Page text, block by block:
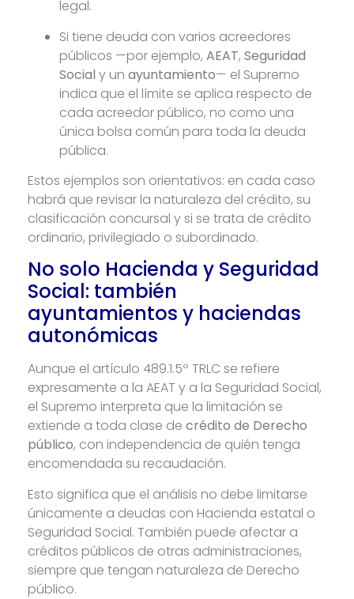
legal.
Si tiene deuda con varios acreedores
públicos —por ejemplo, AEAT, Seguridad
Social y un ayuntamiento— el Supremo
indica que el límite se aplica respecto de
cada acreedor público, no como una
única bolsa común para toda la deuda
pública.
Estos ejemplos son orientativos: en cada caso
habrá que revisar la naturaleza del crédito, su
clasificación concursal y si se trata de crédito
ordinario, privilegiado o subordinado.
No solo Hacienda y Seguridad
Social: también
ayuntamientos y haciendas
autonómicas
Aunque el artículo 489.1.5º TRLC se refiere
expresamente a la AEAT y a la Seguridad Social,
el Supremo interpreta que la limitación se
extiende a toda clase de crédito de Derecho
público, con independencia de quién tenga
encomendada su recaudación.
Esto significa que el análisis no debe limitarse
únicamente a deudas con Hacienda estatal o
Seguridad Social. También puede afectar a
créditos públicos de otras administraciones,
siempre que tengan naturaleza de Derecho
público.